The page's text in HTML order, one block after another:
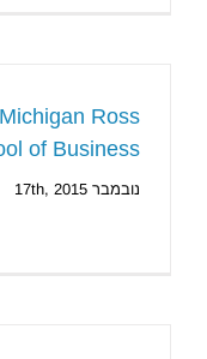
Ross
of Business
נובמבר 17th, 2015